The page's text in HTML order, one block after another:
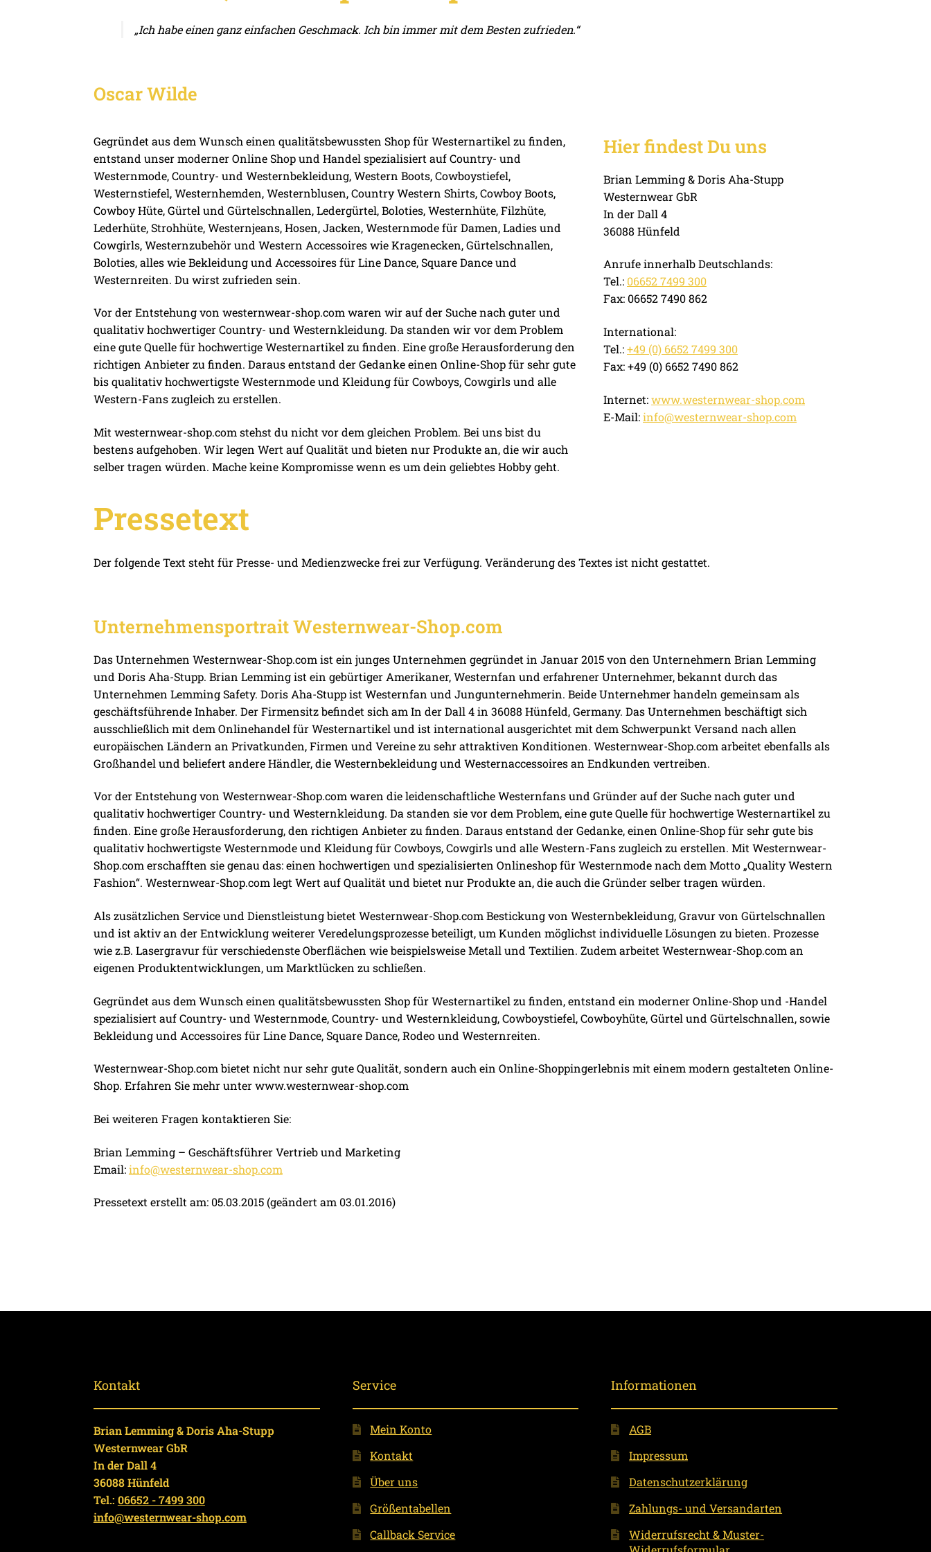
„Ich habe einen ganz einfachen Geschmack. Ich bin immer mit dem Besten zufrieden.“
Oscar Wilde
Gegründet aus dem Wunsch einen qualitätsbewussten Shop für Westernartikel zu finden,
entstand unser moderner Online Shop und Handel spezialisiert auf Country- und
Westernmode, Country- und Westernbekleidung, Western Boots, Cowboystiefel,
Westernstiefel, Westernhemden, Westernblusen, Country Western Shirts, Cowboy Boots,
Cowboy Hüte, Gürtel und Gürtelschnallen, Ledergürtel, Boloties, Westernhüte, Filzhüte,
Lederhüte, Strohhüte, Westernjeans, Hosen, Jacken, Westernmode für Damen, Ladies und
Cowgirls, Westernzubehör und Western Accessoires wie Kragenecken, Gürtelschnallen,
Boloties, alles wie Bekleidung und Accessoires für Line Dance, Square Dance und
Westernreiten. Du wirst zufrieden sein.
Vor der Entstehung von westernwear-shop.com waren wir auf der Suche nach guter und
qualitativ hochwertiger Country- und Westernkleidung. Da standen wir vor dem Problem
eine gute Quelle für hochwertige Westernartikel zu finden. Eine große Herausforderung den
richtigen Anbieter zu finden. Daraus entstand der Gedanke einen Online-Shop für sehr gute
bis qualitativ hochwertigste Westernmode und Kleidung für Cowboys, Cowgirls und alle
Western-Fans zugleich zu erstellen.
Mit westernwear-shop.com stehst du nicht vor dem gleichen Problem. Bei uns bist du
bestens aufgehoben. Wir legen Wert auf Qualität und bieten nur Produkte an, die wir auch
selber tragen würden. Mache keine Kompromisse wenn es um dein geliebtes Hobby geht.
Hier findest Du uns
Brian Lemming & Doris Aha-Stupp
Westernwear GbR
In der Dall 4
36088 Hünfeld
Anrufe innerhalb Deutschlands:
Tel.: 06652 7499 300
Fax: 06652 7490 862
International:
Tel.:+49 (0) 6652 7499 300
Fax: +49 (0) 6652 7490 862
Internet:www.westernwear-shop.com
E-Mail:info@westernwear-shop.com
Pressetext
Der folgende Text steht für Presse- und Medienzwecke frei zur Verfügung. Veränderung des Textes ist nicht gestattet.
Unternehmensportrait Westernwear-Shop.com
Das Unternehmen Westernwear-Shop.com ist ein junges Unternehmen gegründet in Januar 2015 von den Unternehmern Brian Lemming
und Doris Aha-Stupp. Brian Lemming ist ein gebürtiger Amerikaner, Westernfan und erfahrener Unternehmer, bekannt durch das
Unternehmen Lemming Safety. Doris Aha-Stupp ist Westernfan und Jungunternehmerin. Beide Unternehmer handeln gemeinsam als
geschäftsführende Inhaber. Der Firmensitz befindet sich am In der Dall 4 in 36088 Hünfeld, Germany. Das Unternehmen beschäftigt sich
ausschließlich mit dem Onlinehandel für Westernartikel und ist international ausgerichtet mit dem Schwerpunkt Versand nach allen
europäischen Ländern an Privatkunden, Firmen und Vereine zu sehr attraktiven Konditionen. Westernwear-Shop.com arbeitet ebenfalls als
Großhandel und beliefert andere Händler, die Westernbekleidung und Westernaccessoires an Endkunden vertreiben.
Vor der Entstehung von Westernwear-Shop.com waren die leidenschaftliche Westernfans und Gründer auf der Suche nach guter und
qualitativ hochwertiger Country- und Westernkleidung. Da standen sie vor dem Problem, eine gute Quelle für hochwertige Westernartikel zu
finden. Eine große Herausforderung, den richtigen Anbieter zu finden. Daraus entstand der Gedanke, einen Online-Shop für sehr gute bis
qualitativ hochwertigste Westernmode und Kleidung für Cowboys, Cowgirls und alle Western-Fans zugleich zu erstellen. Mit Westernwear-
Shop.com erschafften sie genau das: einen hochwertigen und spezialisierten Onlineshop für Westernmode nach dem Motto „Quality Western
Fashion“. Westernwear-Shop.com legt Wert auf Qualität und bietet nur Produkte an, die auch die Gründer selber tragen würden.
Als zusätzlichen Service und Dienstleistung bietet Westernwear-Shop.com Bestickung von Westernbekleidung, Gravur von Gürtelschnallen
und ist aktiv an der Entwicklung weiterer Veredelungsprozesse beteiligt, um Kunden möglichst individuelle Lösungen zu bieten. Prozesse
wie z.B. Lasergravur für verschiedenste Oberflächen wie beispielsweise Metall und Textilien. Zudem arbeitet Westernwear-Shop.com an
eigenen Produktentwicklungen, um Marktlücken zu schließen.
Gegründet aus dem Wunsch einen qualitätsbewussten Shop für Westernartikel zu finden, entstand ein moderner Online-Shop und -Handel
spezialisiert auf Country- und Westernmode, Country- und Westernkleidung, Cowboystiefel, Cowboyhüte, Gürtel und Gürtelschnallen, sowie
Bekleidung und Accessoires für Line Dance, Square Dance, Rodeo und Westernreiten.
Westernwear-Shop.com bietet nicht nur sehr gute Qualität, sondern auch ein Online-Shoppingerlebnis mit einem modern gestalteten Online-
Shop. Erfahren Sie mehr unter www.westernwear-shop.com
Bei weiteren Fragen kontaktieren Sie:
Brian Lemming – Geschäftsführer Vertrieb und Marketing
Email:info@westernwear-shop.com
Pressetext erstellt am: 05.03.2015 (geändert am 03.01.2016)
Kontakt
Brian Lemming & Doris Aha-Stupp
Westernwear GbR
In der Dall 4
36088 Hünfeld
Tel.: 06652 - 7499 300
info@westernwear-shop.com
Service
Mein Konto
Kontakt
Über uns
Größentabellen
Callback Service
Informationen
AGB
Impressum
Datenschutzerklärung
Zahlungs- und Versandarten
Widerrufsrecht & Muster-